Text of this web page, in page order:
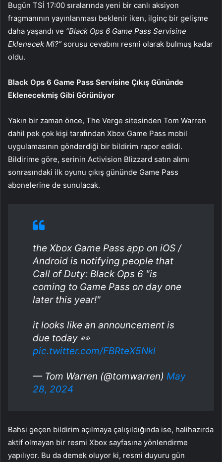
Bugün TSİ 17:00 sıralarında yeni bir canlı aksiyon
fragmanının yayınlanması beklenir iken, ilginç bir gelişme
daha yaşandı ve “Black Ops 6 Game Pass Servisine
Eklenecek Mi?” sorusu cevabını resmi olarak bulmuş kadar
oldu.
Black Ops 6 Game Pass Servisine Çıkış Gününde
Eklenecekmiş Gibi Görünüyor
Yakın bir zaman önce, The Verge sitesinden Tom Warren
dahil pek çok kişi tarafından Xbox Game Pass mobil
uygulamasının gönderdiği bir bildirim rapor edildi.
Bildirime göre, serinin Activision Blizzard satın alımı
sonrasındaki ilk oyunu çıkış gününde Game Pass
abonelerine de sunulacak.
the Xbox Game Pass app on iOS /
Android is notifying people that
Call of Duty: Black Ops 6 "is
coming to Game Pass on day one
later this year!"
it looks like an announcement is
due today 👀
pic.twitter.com/FBRteX5Nkl
— Tom Warren (@tomwarren) May
28, 2024
Bahsi geçen bildirim açılmaya çalışıldığında ise, halihazırda
aktif olmayan bir resmi Xbox sayfasına yönlendirme
yapılıyor. Bu da demek oluyor ki, resmi duyuru gün